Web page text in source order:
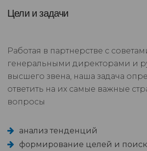
Цели и задачи
Работая в партнерстве с
генеральными директорами и
высшего звена, наша задача
ответить на их самые важные
вопросы
анализ тенденций
формирование целей и